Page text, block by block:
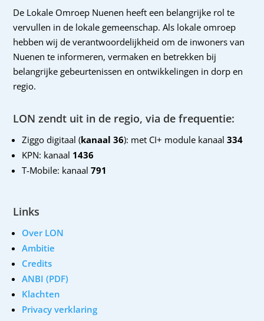
De Lokale Omroep Nuenen heeft een belangrijke rol te
vervullen in de lokale gemeenschap. Als lokale omroep
hebben wij de verantwoordelijkheid om de inwoners van
Nuenen te informeren, vermaken en betrekken bij
belangrijke gebeurtenissen en ontwikkelingen in dorp en
regio.
LON zendt uit in de regio, via de frequentie:
Ziggo digitaal (kanaal 36): met CI+ module kanaal 334
KPN: kanaal 1436
T-Mobile: kanaal791
Links
Over LON
Ambitie
Credits
ANBI (PDF)
Klachten
Privacy verklaring